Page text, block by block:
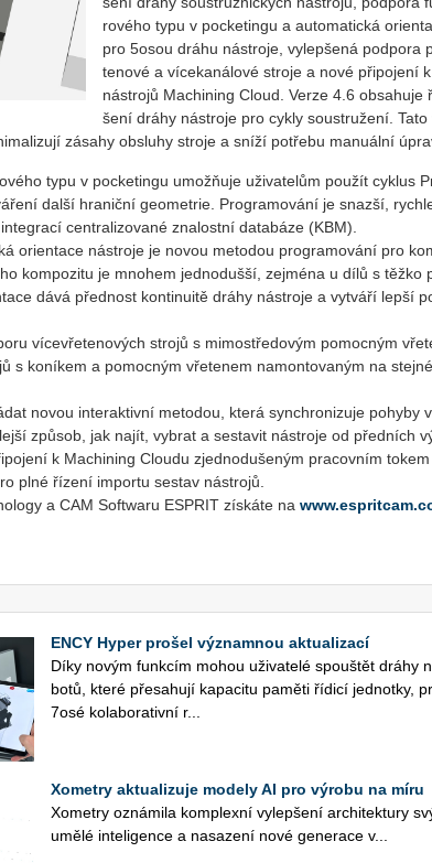
ro­vé­ho typu v po­cke­tingu a au­to­ma­tic­ká
pro 5osou dráhu ná­stro­je, vy­lep­še­ná pod­po­ra
te­no­vé a ví­ce­ka­ná­lo­vé stro­je a nové při­po­je­ní
ná­stro­jů Ma­chi­ning Cloud. Verze 4.6 ob­sa­hu­je
še­ní dráhy ná­stro­je pro cykly sou­stru­že­ní.
zá­sa­hy ob­slu­hy stro­je a sníží po­tře­bu ma­nu­ál­ní
typu v po­cke­tingu umož­ňu­je uži­va­te­lům po­u­žít cyk­lus
další hra­nič­ní ge­o­me­t­rie. Pro­gra­mo­vá­ní je snaz­ší,
cen­t­ra­li­zo­va­né zna­lost­ní da­ta­bá­ze (KBM).
ori­en­ta­ce ná­stro­je je novou me­to­dou pro­gra­mo­vá­ní pro
kom­po­zi­tu je mno­hem jed­no­duš­ší, zejmé­na u dílů s těžko
dává před­nost kon­ti­nu­i­tě dráhy ná­stro­je a vy­tvá­ří lepší
ví­ce­vře­te­no­vých stro­jů s mi­mostře­do­vým po­moc­ným
s ko­ní­kem a po­moc­ným vře­te­nem na­mon­to­va­ným na
novou in­ter­ak­tiv­ní me­to­dou, která syn­chro­ni­zu­je po­hy­by v
způ­sob, jak najít, vy­brat a se­sta­vit ná­stro­je od před­ních
k Ma­chi­ning Clou­du zjed­no­du­še­ným pra­cov­ním
plné ří­ze­ní im­por­tu se­stav ná­stro­jů.
a CAM Softwaru ESPRIT získáte na
ENCY Hyper prošel významnou aktualizací
Díky novým funk­cím mohou uži­va­te­lé spouš­tět dráhy
bo­tů, které pře­sa­hu­jí ka­pa­ci­tu pa­mě­ti ří­di­cí jed­not­ky,
7osé ko­la­bo­ra­tiv­ní r...
Xometry aktualizuje modely AI pro výrobu na míru
Xo­me­t­ry ozná­mi­la kom­plex­ní vy­lep­še­ní ar­chi­tek­tu­ry
umělé in­te­li­gen­ce a na­sa­ze­ní nové ge­ne­ra­ce v...